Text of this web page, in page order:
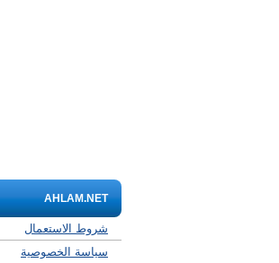
AHLAM.NET
شروط الاستعمال
سياسة الخصوصية